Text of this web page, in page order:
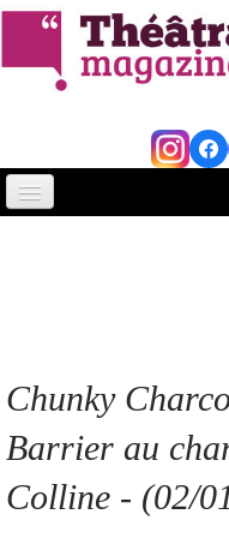
Chunky
Barrier au
Colline - (02/